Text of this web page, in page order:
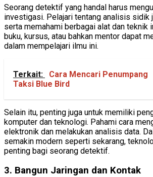
Seorang detektif yang handal harus
investigasi. Pelajari tentang analisis sidik
serta memahami berbagai alat dan teknik
buku, kursus, atau bahkan mentor dapat
dalam mempelajari ilmu ini.
Terkait:
Cara Mencari Penumpang
Taksi Blue Bird
Selain itu, penting juga untuk memiliki
komputer dan teknologi. Pahami cara
elektronik dan melakukan analisis data.
semakin modern seperti sekarang,
penting bagi seorang detektif.
3. Bangun Jaringan dan Kontak